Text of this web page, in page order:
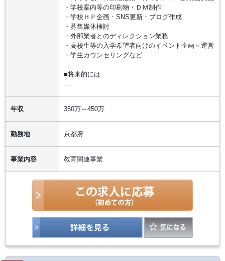
・学校案内等の印刷物・ＤＭ制作
・学校ＨＰ企画・SNS更新・ブログ作成
・募集媒体検討
・外部業者とのディレクション業務
・高校生等の入学希望者向けのイベント企画～運営
・学生カウンセリングなど
■将来的には
…
年収 350万～450万
勤務地 京都府
事業内容 教育関連事業